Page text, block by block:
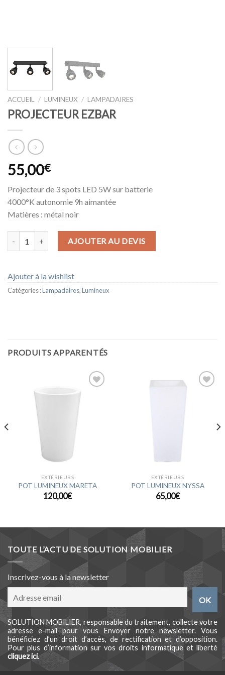
ACCUEIL / LUMINEUX / LAMPADAIRES
PROJECTEUR EZBAR
55,00€
Projecteur de 3 spots LED 5W sur batterie
4000°K autonomie 9h aimantée
Matières : métal noir
quantité de PROJECTEUR EZBAR
AJOUTER AU DEVIS
Ajouter à la wishlist
Catégories :Lampadaires,Lumineux
PRODUITS APPARENTÉS
EXTÉRIEURS
POT LUMINEUX MARETA
120,00€
EXTÉRIEURS
POT LUMINEUX NYSSA
65,00€
TOUTE L’ACTU DE SOLUTION MOBILIER
Inscrivez-vous à la newsletter
SOLUTION MOBILIER, responsable du traitement, collecte votre
adresse e-mail pour vous Envoyer notre newsletter. Vous
bénéficiez d’un droit d’accès, de rectification et d’opposition.
Pour plus d’information sur vos droits informatique et liberté
cliquez ici.